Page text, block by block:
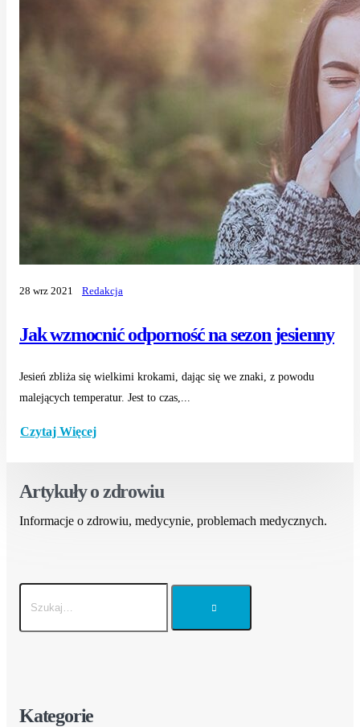
Jak wzmocnić odporność na sezon jesienny
28 wrz 2021 Redakcja
Jesień zbliża się wielkimi krokami, dając się we znaki, z powodu
malejących temperatur. Jest to czas,...
Czytaj Więcej
Artykuły o zdrowiu
Informacje o zdrowiu, medycynie, problemach medycznych.
Kategorie